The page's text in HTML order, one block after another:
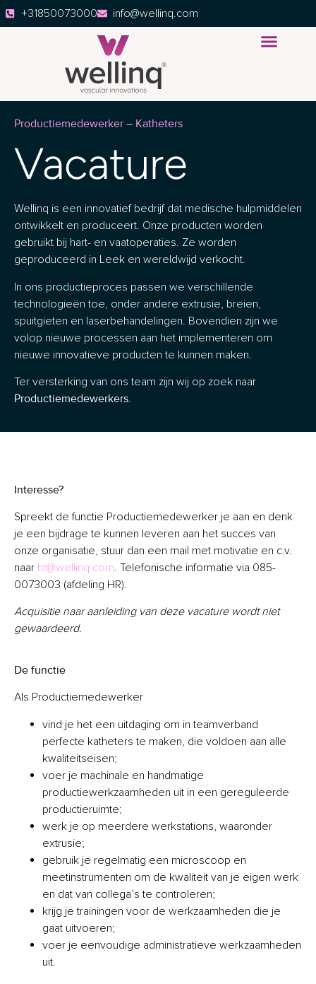
+31850073000 info@wellinq.com
Productiemedewerker – Katheters
Vacature
Wellinq is een innovatief bedrijf dat medische hulpmiddelen
ontwikkelt en produceert. Onze producten worden
gebruikt bij hart- en vaatoperaties. Ze worden
geproduceerd in Leek en wereldwijd verkocht.
In ons productieproces passen we verschillende
technologieën toe, onder andere extrusie, breien,
spuitgieten en laserbehandelingen. Bovendien zijn we
volop nieuwe processen aan het implementeren om
nieuwe innovatieve producten te kunnen maken.
Ter versterking van ons team zijn wij op zoek naar
Productiemedewerkers.
Interesse?
Spreekt de functie Productiemedewerker je aan en denk
je een bijdrage te kunnen leveren aan het succes van
onze organisatie, stuur dan een mail met motivatie en c.v.
naar hr@wellinq.com. Telefonische informatie via 085-
0073003 (afdeling HR).
Acquisitie naar aanleiding van deze vacature wordt niet
gewaardeerd.
De functie
Als Productiemedewerker
vind je het een uitdaging om in teamverband
perfecte katheters te maken, die voldoen aan alle
kwaliteitseisen;
voer je machinale en handmatige
productiewerkzaamheden uit in een gereguleerde
productieruimte;
werk je op meerdere werkstations, waaronder
extrusie;
gebruik je regelmatig een microscoop en
meetinstrumenten om de kwaliteit van je eigen werk
en dat van collega’s te controleren;
krijg je trainingen voor de werkzaamheden die je
gaat uitvoeren;
voer je eenvoudige administratieve werkzaamheden
uit.